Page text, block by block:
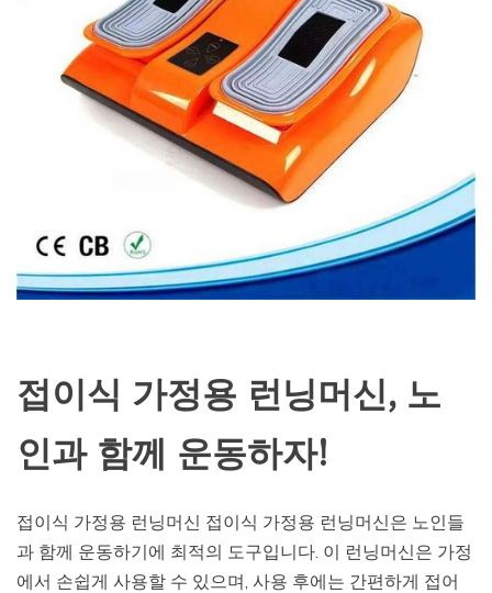
접이식 가정용 런닝머신, 노
인과 함께 운동하자!
접이식 가정용 런닝머신 접이식 가정용 런닝머신은 노인들
과 함께 운동하기에 최적의 도구입니다. 이 런닝머신은 가정
에서 손쉽게 사용할 수 있으며, 사용 후에는 간편하게 접어